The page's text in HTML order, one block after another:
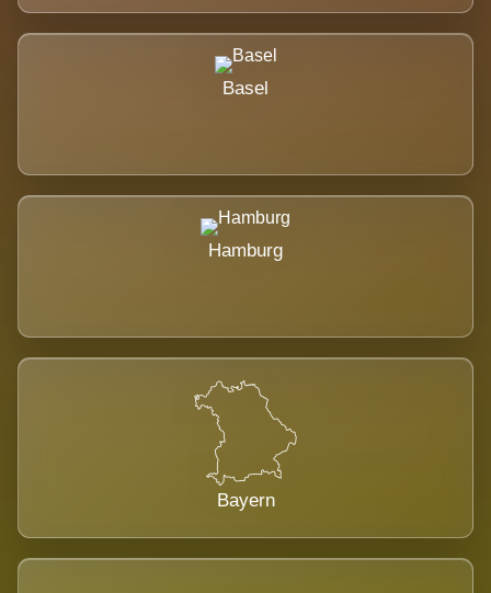
Basel
Hamburg
Bayern